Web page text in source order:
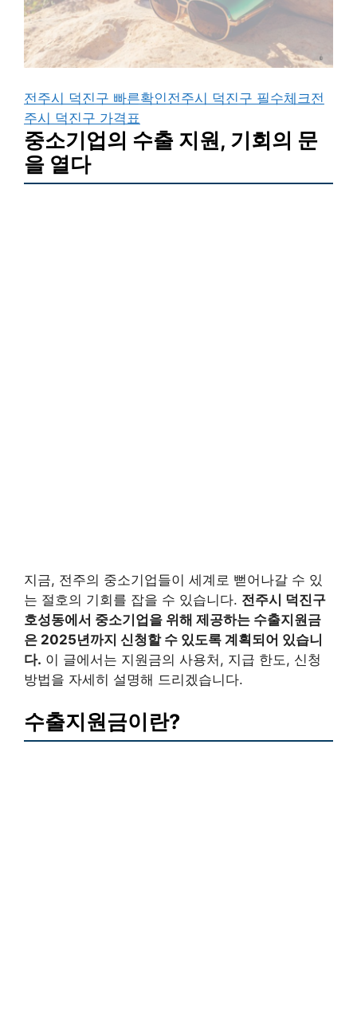
전주시 덕진구 빠른확인전주시 덕진구 필수체크전
주시 덕진구 가격표
중소기업의 수출 지원, 기회의 문
을 열다
지금, 전주의 중소기업들이 세계로 뻗어나갈 수 있
는 절호의 기회를 잡을 수 있습니다. 전주시 덕진구
호성동에서 중소기업을 위해 제공하는 수출지원금
은 2025년까지 신청할 수 있도록 계획되어 있습니
다. 이 글에서는 지원금의 사용처, 지급 한도, 신청
방법을 자세히 설명해 드리겠습니다.
수출지원금이란?